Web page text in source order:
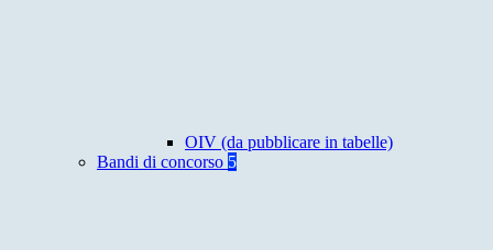
OIV (da pubblicare in tabelle)
Bandi di concorso 5